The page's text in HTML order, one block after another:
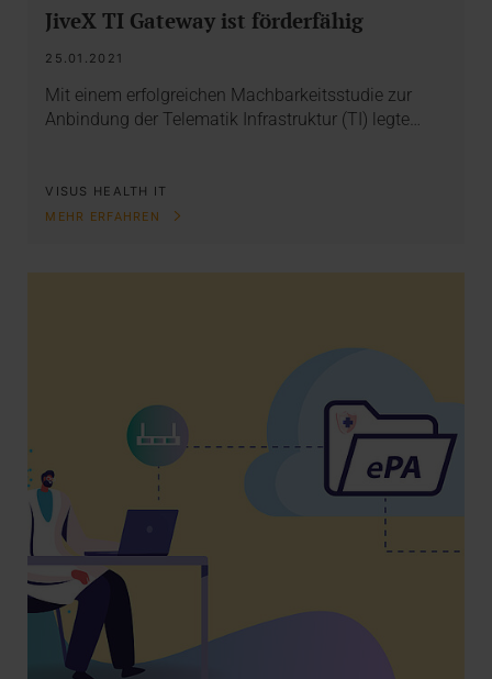
JiveX TI Gateway ist förderfähig
25.01.2021
Mit einem erfolgreichen Machbarkeitsstudie zur
Anbindung der Telematik Infrastruktur (TI) legte…
VISUS HEALTH IT
MEHR ERFAHREN